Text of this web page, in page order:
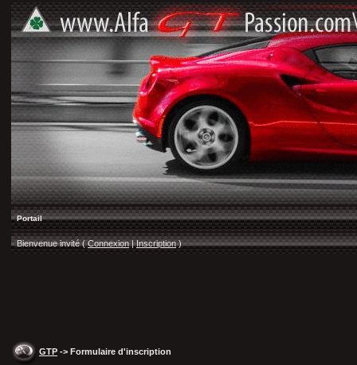
Portail
Bienvenue invité ( Connexion |Inscription)
GTP -> Formulaire d'inscription